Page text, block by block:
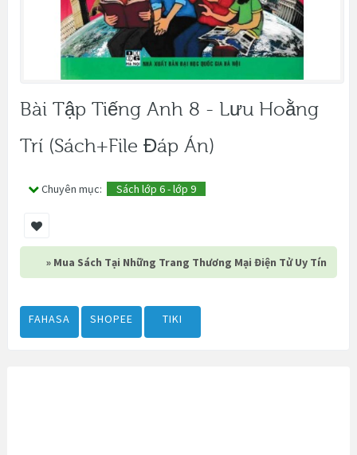
Bài Tập Tiếng Anh 8 - Lưu Hoằng
Trí (Sách+File Đáp Án)
Chuyên mục: Sách lớp 6 - lớp 9
» Mua Sách Tại Những Trang Thương Mại Điện Tử Uy Tín
FAHASA SHOPEE TIKI